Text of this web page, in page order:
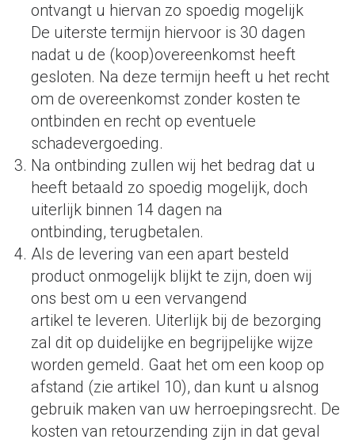
ontvangt u hiervan zo spoedig mogelijk
De uiterste termijn hiervoor is 30 dagen
nadat u de (koop)overeenkomst heeft
gesloten. Na deze termijn heeft u het recht
om de overeenkomst zonder kosten te
ontbinden en recht op eventuele
schadevergoeding.
Na ontbinding zullen wij het bedrag dat u
heeft betaald zo spoedig mogelijk, doch
uiterlijk binnen 14 dagen na
ontbinding, terugbetalen.
Als de levering van een apart besteld
product onmogelijk blijkt te zijn, doen wij
ons best om u een vervangend
artikel te leveren. Uiterlijk bij de bezorging
zal dit op duidelijke en begrijpelijke wijze
worden gemeld. Gaat het om een koop op
afstand (zie artikel 10), dan kunt u alsnog
gebruik maken van uw herroepingsrecht. De
kosten van retourzending zijn in dat geval